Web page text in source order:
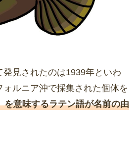
発見されたのは1939年といわ
ルニア沖で採集された個体を
を意味するラテン語が名前の由